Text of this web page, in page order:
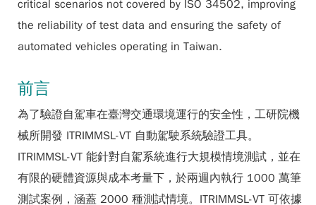
critical scenarios not covered by ISO 34502, improving
the reliability of test data and ensuring the safety of
automated vehicles operating in Taiwan.
前言
為了驗證自駕車在臺灣交通環境運行的安全性，工研院機
械所開發 ITRIMMSL-VT 自動駕駛系統驗證工具。
ITRIMMSL-VT 能針對自駕系統進行大規模情境測試，並在
有限的硬體資源與成本考量下，於兩週內執行 1000 萬筆
測試案例，涵蓋 2000 種測試情境。ITRIMMSL-VT 可依據